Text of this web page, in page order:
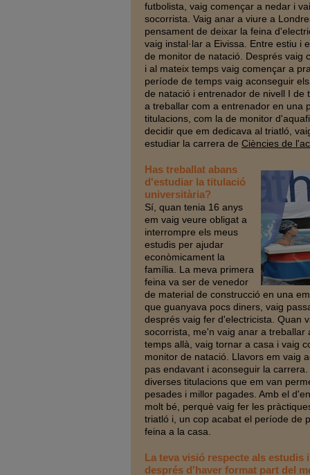
futbolista, vaig començar a nedar i
socorrista. Vaig anar a viure a
pensament de deixar la feina
vaig instal·lar a Eivissa. Entre estiu i
de monitor de natació. Després vaig
i al mateix temps vaig començar a
període de temps vaig aconseguir
de natació i entrenador de nivell I de
a treballar com a entrenador en una
titulacions, com la de monitor
decidir que em dedicava al triatló,
estudiar la carrera de Ciències de
Has treballat abans
d'estudiar la titulació
universitària?
Sí, quan tenia 16 anys
em vaig veure obligat a
interrompre els meus
estudis per ajudar
econòmicament la
família. La meva primera
feina va ser de venedor
de material de construcció en una
que guanyava pocs diners, vaig
després vaig fer d'electricista. Quan
socorrista, me'n vaig anar a treballar
temps allà, vaig tornar a casa i vaig
monitor de natació. Llavors em vaig
pas endavant i aconseguir la
diverses titulacions que em van
pesades i millor pagades. Amb el
molt bé, perquè vaig fer les
triatló i, un cop acabat el període de
feina a la casa.
La teva visió respecte als estudis
després d'haver format part del